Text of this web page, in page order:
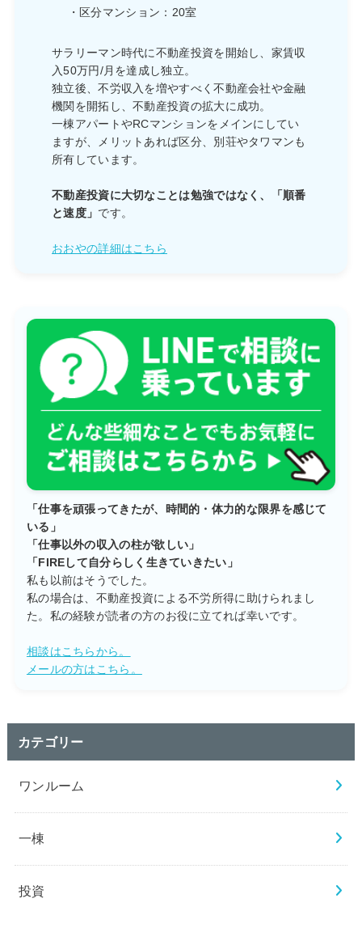
・区分マンション：20室
サラリーマン時代に不動産投資を開始し、家賃収
入50万円/月を達成し独立。
独立後、不労収入を増やすべく不動産会社や金融
機関を開拓し、不動産投資の拡大に成功。
一棟アパートやRCマンションをメインにしてい
ますが、メリットあれば区分、別荘やタワマンも
所有しています。
不動産投資に大切なことは勉強ではなく、「順番
と速度」 です。
おおやの詳細はこちら
「仕事を頑張ってきたが、時間的・体力的な限界を感じて
いる」
「仕事以外の収入の柱が欲しい」
「FIREして自分らしく生きていきたい」
私も以前はそうでした。
私の場合は、不動産投資による不労所得に助けられまし
た。私の経験が読者の方のお役に立てれば幸いです。
相談はこちらから。
メールの方はこちら。
カテゴリー
ワンルーム
一棟
投資